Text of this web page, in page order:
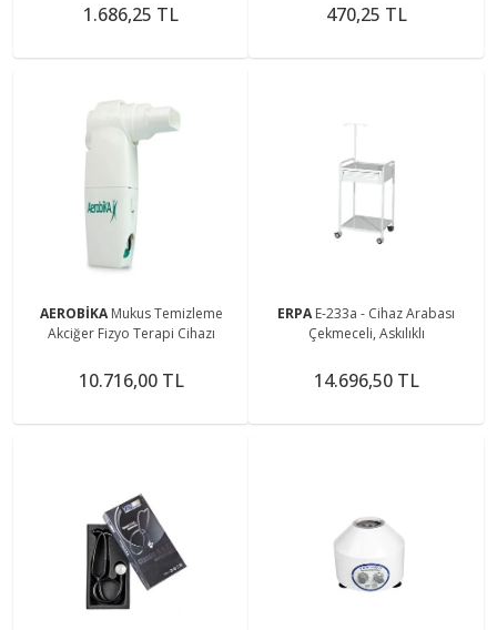
1.686,25 TL 470,25 TL
AEROBİKAMukus Temizleme
Akciğer Fizyo Terapi Cihazı
10.716,00 TL
ERPAE-233a - Cihaz Arabası
Çekmeceli, Askılıklı
14.696,50 TL